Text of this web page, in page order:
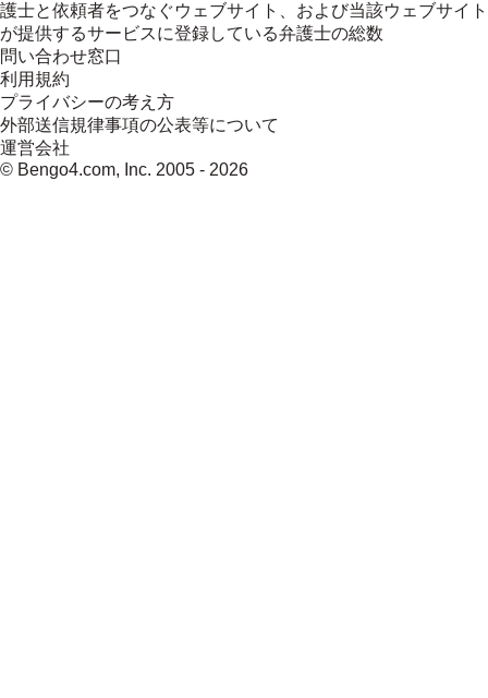
護士と依頼者をつなぐウェブサイト、および当該ウェブサイト
が提供するサービスに登録している弁護士の総数
問い合わせ窓口
利用規約
プライバシーの考え方
外部送信規律事項の公表等について
運営会社
© Bengo4.com, Inc. 2005 - 2026